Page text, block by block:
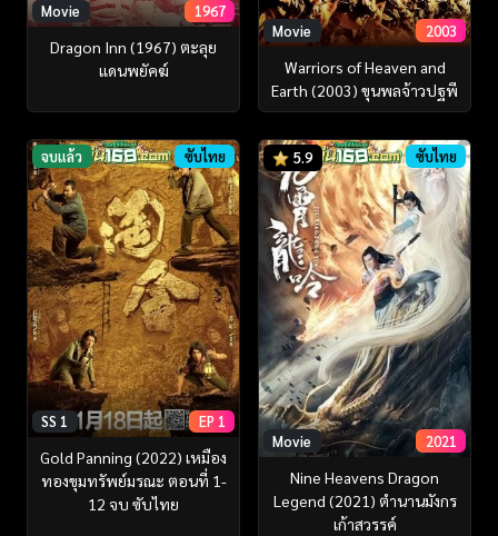
Movie 1967
Dragon Inn (1967) ตะลุย
แดนพยัคฆ์
Movie 2003
Warriors of Heaven and
Earth (2003) ขุนพลจ้าวปฐพี
จบแล้ว ซับไทย
SS 1 EP 1
Gold Panning (2022) เหมือง
ทองขุมทรัพย์มรณะ ตอนที่ 1-
12 จบ ซับไทย
5.9 ซับไทย
Movie 2021
Nine Heavens Dragon
Legend (2021) ตำนานมังกร
เก้าสวรรค์